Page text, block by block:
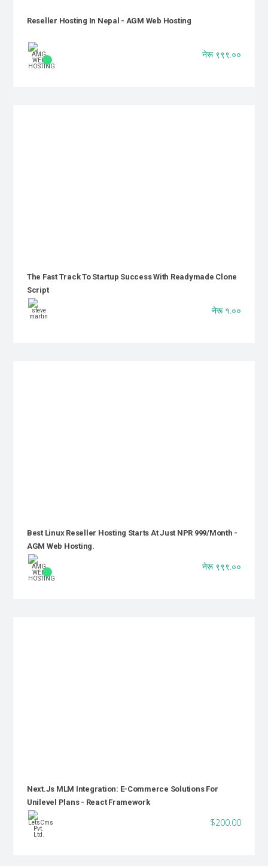
Reseller Hosting In Nepal - AGM Web Hosting
नेरू ९९९.००
The Fast Track To Startup Success With Readymade Clone
Script
नेरू १.००
Best Linux Reseller Hosting Starts At Just NPR 999/month -
AGM Web Hosting.
नेरू ९९९.००
Next.js MLM Integration: E-Commerce Solutions For
Unilevel Plans - React Framework
$200.00